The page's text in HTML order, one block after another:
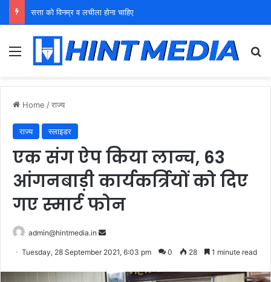
सत्ता को विनम्र व लचीला होना चाहिए
Menu
Home /राज्य
राज्य स्लाइडर
एक संग ऐप किया लान्च, 63
आंगनबाड़ी कार्यकर्त्रियों को दिए
गए स्मार्ट फोन
admin@hintmedia.in
Send
Tuesday, 28 September 2021, 6:03 pm 0 28 1 minute read